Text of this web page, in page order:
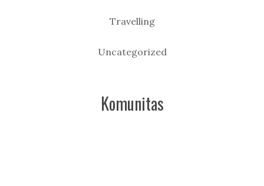
Travelling
Uncategorized
Komunitas